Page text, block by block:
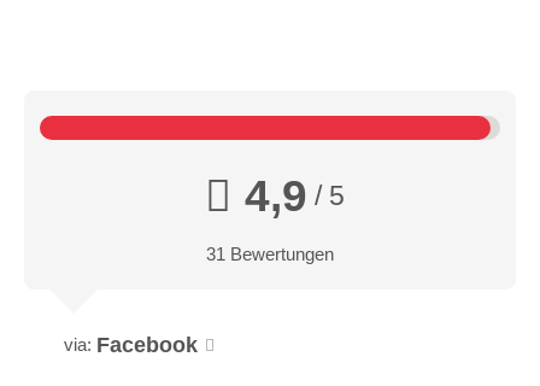
4,9 / 5
31 Bewertungen
via: Facebook